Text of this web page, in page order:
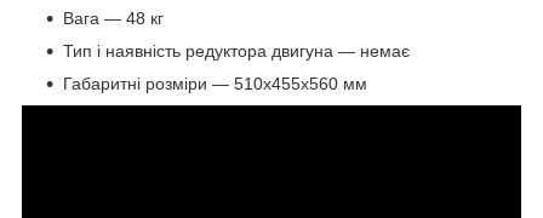
Вага — 48 кг
Тип і наявність редуктора двигуна — немає
Габаритні розміри — 510х455х560 мм